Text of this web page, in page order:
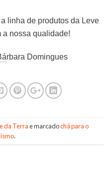
linha de produtos da Leve
a nossa qualidade!
Domingues
da Terrae marcadochá para o
.